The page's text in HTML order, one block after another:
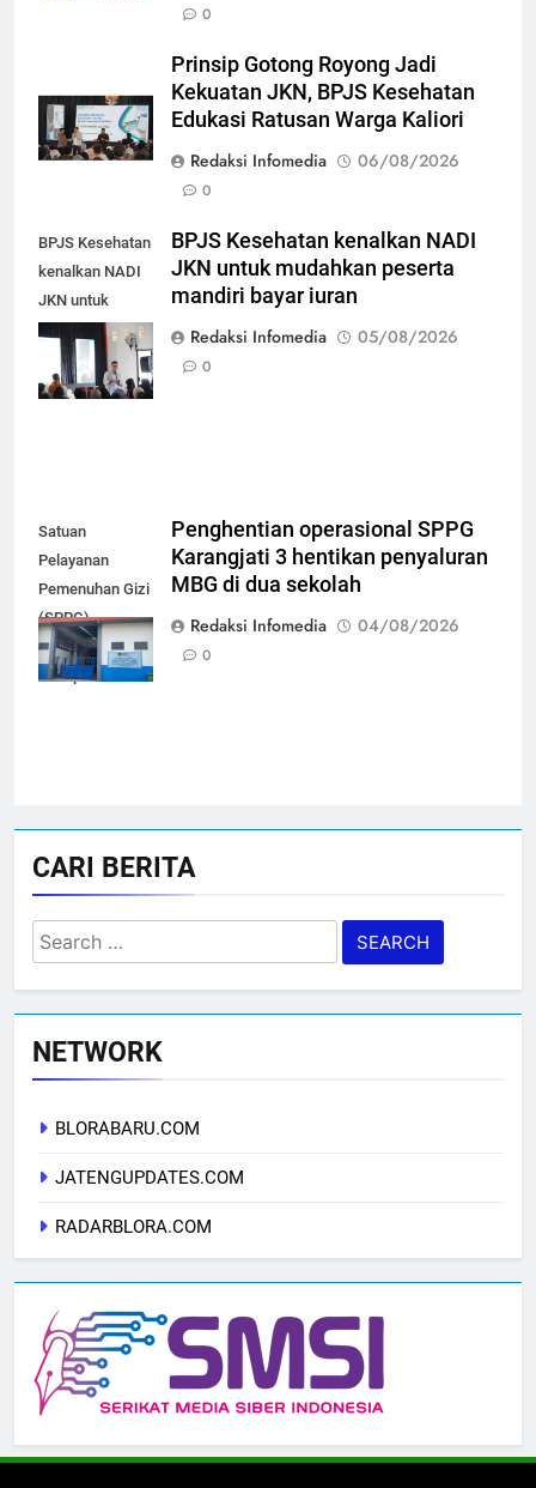
0
Prinsip Gotong Royong Jadi
Kekuatan JKN, BPJS Kesehatan
Edukasi Ratusan Warga Kaliori
Redaksi Infomedia
06/08/2026
0
BPJS Kesehatan
kenalkan NADI
JKN untuk
mudahkan
peserta mandiri
bayar iuran
BPJS Kesehatan kenalkan NADI
JKN untuk mudahkan peserta
mandiri bayar iuran
Redaksi Infomedia
05/08/2026
0
Satuan
Pelayanan
Pemenuhan Gizi
(SPPG)
Karangjati 3 di
Kabupaten Blora
Penghentian operasional SPPG
Karangjati 3 hentikan penyaluran
MBG di dua sekolah
Redaksi Infomedia
04/08/2026
0
CARI BERITA
Search
for:
NETWORK
BLORABARU.COM
JATENGUPDATES.COM
RADARBLORA.COM